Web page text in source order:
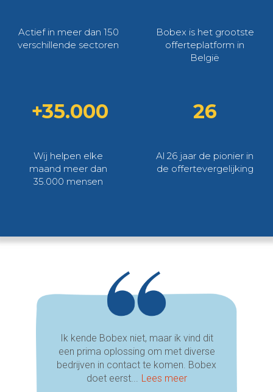
Actief in meer dan 150
verschillende sectoren
Bobex is het grootste
offerteplatform in
België
+35.000
Wij helpen elke
maand meer dan
35.000 mensen
26
Al 26 jaar de pionier in
de offertevergelijking
Ik kende Bobex niet, maar ik vind dit
een prima oplossing om met diverse
bedrijven in contact te komen. Bobex
doet eerst... Lees meer